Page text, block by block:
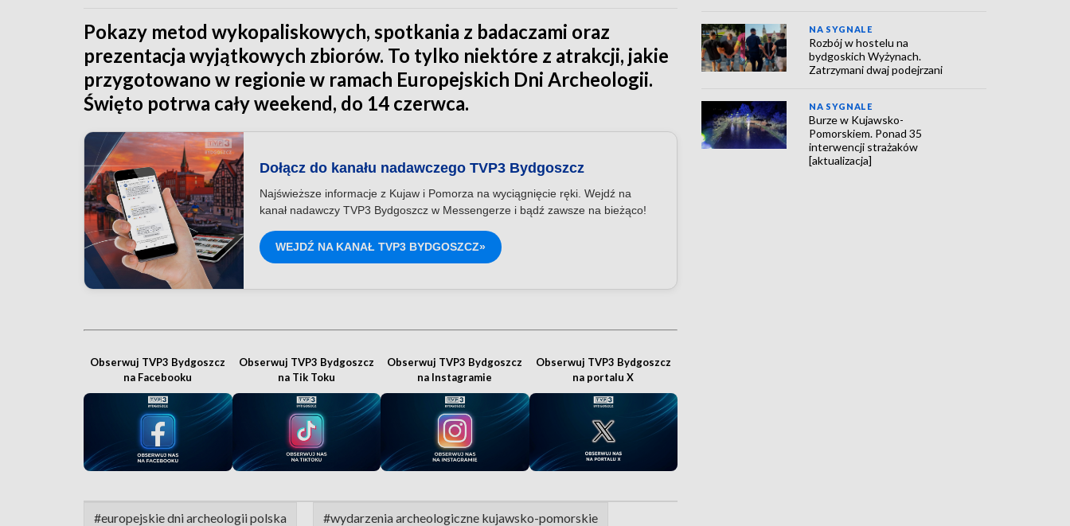
Pokazy metod wykopaliskowych, spotkania z badaczami oraz
prezentacja wyjątkowych zbiorów. To tylko niektóre z atrakcji, jakie
przygotowano w regionie w ramach Europejskich Dni Archeologii.
Święto potrwa cały weekend, do 14 czerwca.
Dołącz do kanału nadawczego TVP3 Bydgoszcz
Najświeższe informacje z Kujaw i Pomorza na wyciągnięcie ręki. Wejdź na
kanał nadawczy TVP3 Bydgoszcz w Messengerze i bądź zawsze na bieżąco!
WEJDŹ NA KANAŁ TVP3 BYDGOSZCZ»
Obserwuj TVP3 Bydgoszcz
na Facebooku
Obserwuj TVP3 Bydgoszcz
na Tik Toku
Obserwuj TVP3 Bydgoszcz
na Instagramie
Obserwuj TVP3 Bydgoszcz
na portalu X
#europejskie dni archeologii polska #wydarzenia archeologiczne kujawsko-pomorskie
NA SYGNALE
Rozbój w hostelu na
bydgoskich Wyżynach.
Zatrzymani dwaj podejrzani
NA SYGNALE
Burze w Kujawsko-
Pomorskiem. Ponad 35
interwencji strażaków
[aktualizacja]